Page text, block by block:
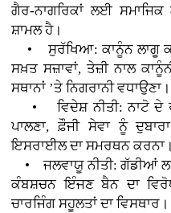
ਗੈਰ-ਨਾਗਰਿਕਾਂ ਲਈ ਸਮਾਜਿਕ
ਸ਼ਾਮਲ ਹੈ।
• ਸੁਰੱਖਿਆ: ਕਾਨੂੰਨ ਲਾਗੂ
ਸਖ਼ਤ ਸਜ਼ਾਵਾਂ, ਤੇਜ਼ੀ ਨਾਲ
ਸਥਾਨਾਂ ’ਤੇ ਨਿਗਰਾਨੀ ਵਧਾਉਣਾ।
• ਵਿਦੇਸ਼ ਨੀਤੀ: ਨਾਟੋ ਦੇ
ਪਾਲਣਾ, ਫ਼ੌਜੀ ਸੇਵਾ ਨੂੰ
ਇਸਰਾਈਲ ਦਾ ਸਮਰਥਨ ਕਰਨਾ।
• ਜਲਵਾਯੂ ਨੀਤੀ: ਗੱਡੀਆਂ
ਕੰਬਸ਼ਚਨ ਇੰਜਣ ਬੈਨ ਦਾ
ਚਾਰਜਿੰਗ ਸਹੂਲਤਾਂ ਦਾ ਵਿਸਥਾਰ।